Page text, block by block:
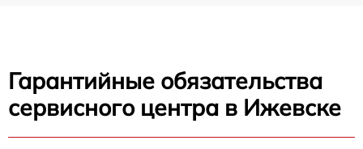
Гарантийные обязательства
сервисного центра в Ижевске